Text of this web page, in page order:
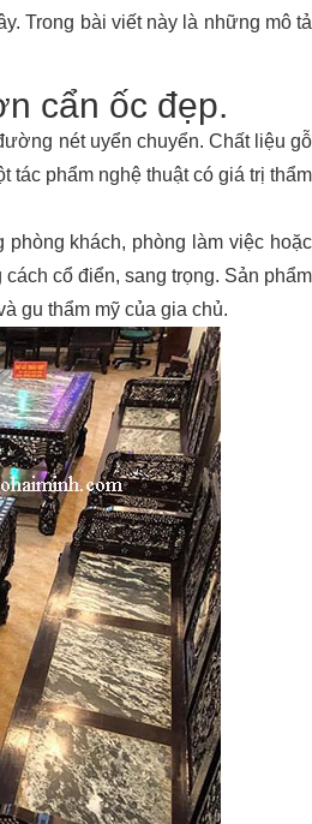
Trong bài viết này là những mô tả
cẩn ốc đẹp.
nét uyển chuyển. Chất liệu gỗ
tác phẩm nghệ thuật có giá trị thẩm
khách, phòng làm việc hoặc
cổ điển, sang trọng. Sản phẩm
gu thẩm mỹ của gia chủ.